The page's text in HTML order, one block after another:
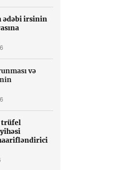
ədəbi irsinin
və
trüfel